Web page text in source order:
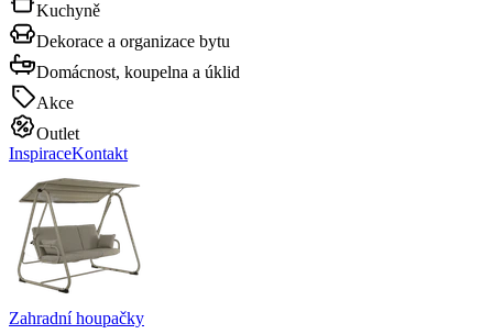
Kuchyně
Dekorace a organizace bytu
Domácnost, koupelna a úklid
Akce
Outlet
InspiraceKontakt
Zahradní houpačky